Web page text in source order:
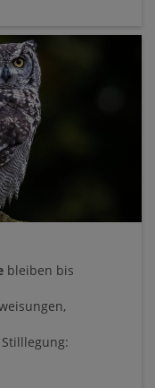
bleiben bis